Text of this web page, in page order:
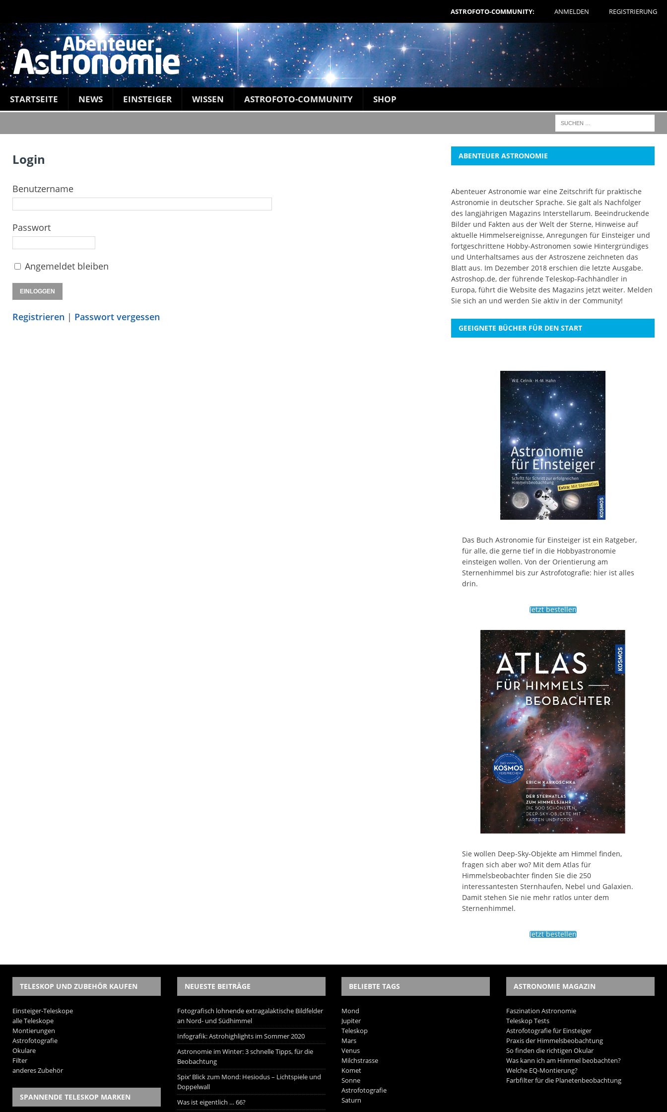
ASTROFOTO-COMMUNITY: ANMELDEN REGISTRIERUNG
STARTSEITE NEWS EINSTEIGER WISSEN ASTROFOTO-COMMUNITY SHOP
Login
Benutzername
Passwort
Angemeldet bleiben
Registrieren | Passwort vergessen
ABENTEUER ASTRONOMIE
Abenteuer Astronomie war eine Zeitschrift für praktische
Astronomie in deutscher Sprache. Sie galt als Nachfolger
des langjährigen Magazins Interstellarum. Beeindruckende
Bilder und Fakten aus der Welt der Sterne, Hinweise auf
aktuelle Himmelsereignisse, Anregungen für Einsteiger und
fortgeschrittene Hobby-Astronomen sowie Hintergründiges
und Unterhaltsames aus der Astroszene zeichneten das
Blatt aus. Im Dezember 2018 erschien die letzte Ausgabe.
Astroshop.de, der führende Teleskop-Fachhändler in
Europa, führt die Website des Magazins jetzt weiter. Melden
Sie sich an und werden Sie aktiv in der Community!
GEEIGNETE BÜCHER FÜR DEN START
Das Buch Astronomie für Einsteiger ist ein Ratgeber,
für alle, die gerne tief in die Hobbyastronomie
einsteigen wollen. Von der Orientierung am
Sternenhimmel bis zur Astrofotografie: hier ist alles
drin.
Jetzt bestellen
Sie wollen Deep-Sky-Objekte am Himmel finden,
fragen sich aber wo? Mit dem Atlas für
Himmelsbeobachter finden Sie die 250
interessantesten Sternhaufen, Nebel und Galaxien.
Damit stehen Sie nie mehr ratlos unter dem
Sternenhimmel.
Jetzt bestellen
TELESKOP UND ZUBEHÖR KAUFEN
Einsteiger-Teleskope
alle Teleskope
Montierungen
Astrofotografie
Okulare
Filter
anderes Zubehör
SPANNENDE TELESKOP MARKEN
NEUESTE BEITRÄGE
Fotografisch lohnende extragalaktische Bildfelder
an Nord- und Südhimmel
Infografik: Astrohighlights im Sommer 2020
Astronomie im Winter: 3 schnelle Tipps, für die
Beobachtung
Spix‘ Blick zum Mond: Hesiodus – Lichtspiele und
Doppelwall
Was ist eigentlich … 66?
BELIEBTE TAGS
Mond
Jupiter
Teleskop
Mars
Venus
Milchstrasse
Komet
Sonne
Astrofotografie
Saturn
ASTRONOMIE MAGAZIN
Faszination Astronomie
Teleskop Tests
Astrofotografie für Einsteiger
Praxis der Himmelsbeobachtung
So finden die richtigen Okular
Was kann ich am Himmel beobachten?
Welche EQ-Montierung?
Farbfilter für die Planetenbeobachtung